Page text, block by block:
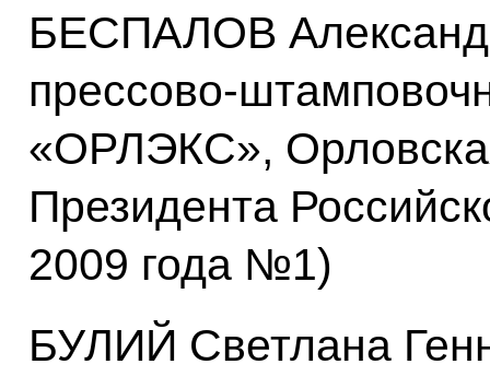
БЕСПАЛОВ
прессово-
«ОРЛЭКС»,
Президента
2009 года №1)
БУЛИЙ Светлана